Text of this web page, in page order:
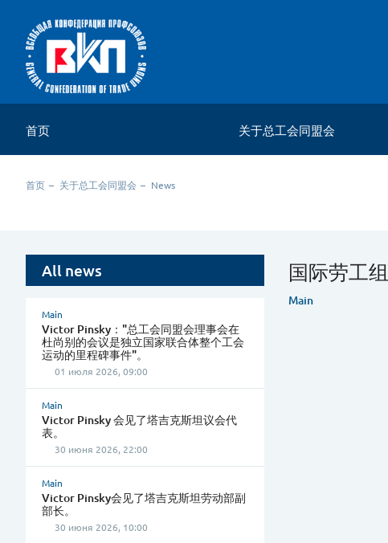
首页 关于总工会同盟会
首页 关于总工会同盟会 News
All news
Main
Victor Pinsky："总工会同盟会理事会在
杜尚别的会议是独立国家联合体整个工会
运动的里程碑事件"。
01 июля 2026, 09:00
Main
Victor Pinsky 会见了塔吉克斯坦议会代
表。
30 июня 2026, 22:00
Main
Victor Pinsky会见了塔吉克斯坦劳动部副
部长。
30 июня 2026, 10:00
国际劳工
Main